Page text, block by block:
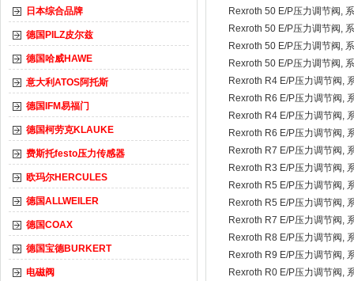
日本综合品牌
德国PILZ皮尔兹
德国哈威HAWE
意大利ATOS阿托斯
德国IFM易福门
德国柯劳克KLAUKE
费斯托festo压力传感器
欧玛尔HERCULES
德国ALLWEILER
德国COAX
德国宝德BURKERT
电磁阀
Rexroth 50 E/P压力调节阀,
Rexroth 50 E/P压力调节阀,
Rexroth 50 E/P压力调节阀,
Rexroth 50 E/P压力调节阀,
Rexroth R4 E/P压力调节阀,
Rexroth R6 E/P压力调节阀,
Rexroth R4 E/P压力调节阀,
Rexroth R6 E/P压力调节阀,
Rexroth R7 E/P压力调节阀,
Rexroth R3 E/P压力调节阀,
Rexroth R5 E/P压力调节阀,
Rexroth R5 E/P压力调节阀,
Rexroth R7 E/P压力调节阀,
Rexroth R8 E/P压力调节阀,
Rexroth R9 E/P压力调节阀,
Rexroth R0 E/P压力调节阀,